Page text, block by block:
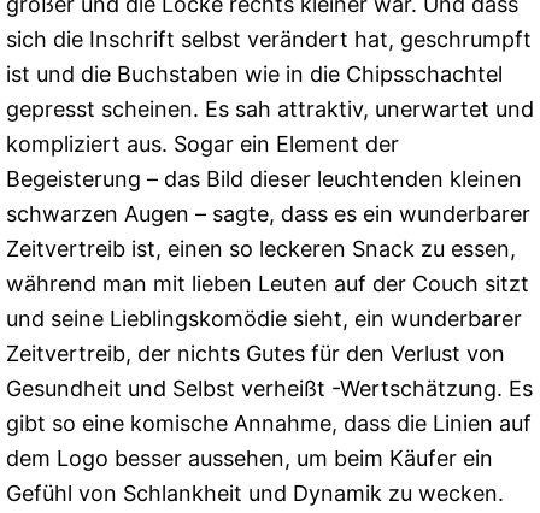
sich die Inschrift selbst verändert hat, geschrumpft
ist und die Buchstaben wie in die Chipsschachtel
gepresst scheinen. Es sah attraktiv, unerwartet und
kompliziert aus. Sogar ein Element der
Begeisterung – das Bild dieser leuchtenden kleinen
schwarzen Augen – sagte, dass es ein wunderbarer
Zeitvertreib ist, einen so leckeren Snack zu essen,
während man mit lieben Leuten auf der Couch sitzt
und seine Lieblingskomödie sieht, ein wunderbarer
Zeitvertreib, der nichts Gutes für den Verlust von
Gesundheit und Selbst verheißt -Wertschätzung. Es
gibt so eine komische Annahme, dass die Linien auf
dem Logo besser aussehen, um beim Käufer ein
Gefühl von Schlankheit und Dynamik zu wecken.